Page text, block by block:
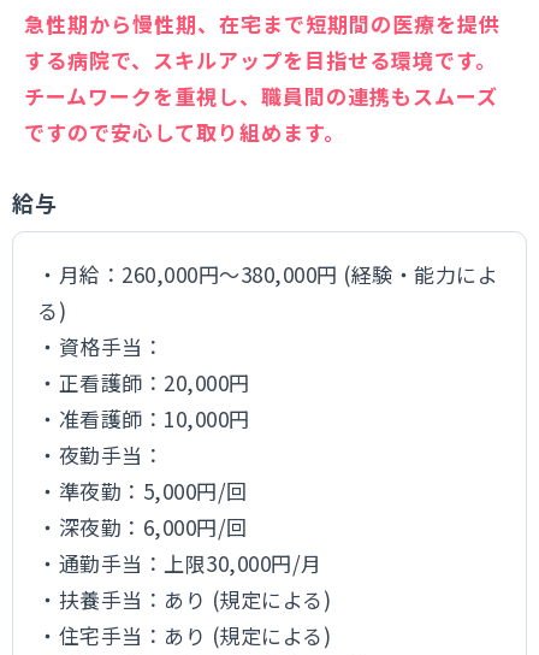
急性期から慢性期、在宅まで短期間の医療を提供
する病院で、スキルアップを目指せる環境です。
チームワークを重視し、職員間の連携もスムーズ
ですので安心して取り組めます。
給与
・月給：260,000円～380,000円 (経験・能力によ
る)
・資格手当：
・正看護師：20,000円
・准看護師：10,000円
・夜勤手当：
・準夜勤：5,000円/回
・深夜勤：6,000円/回
・通勤手当：上限30,000円/月
・扶養手当：あり (規定による)
・住宅手当：あり (規定による)